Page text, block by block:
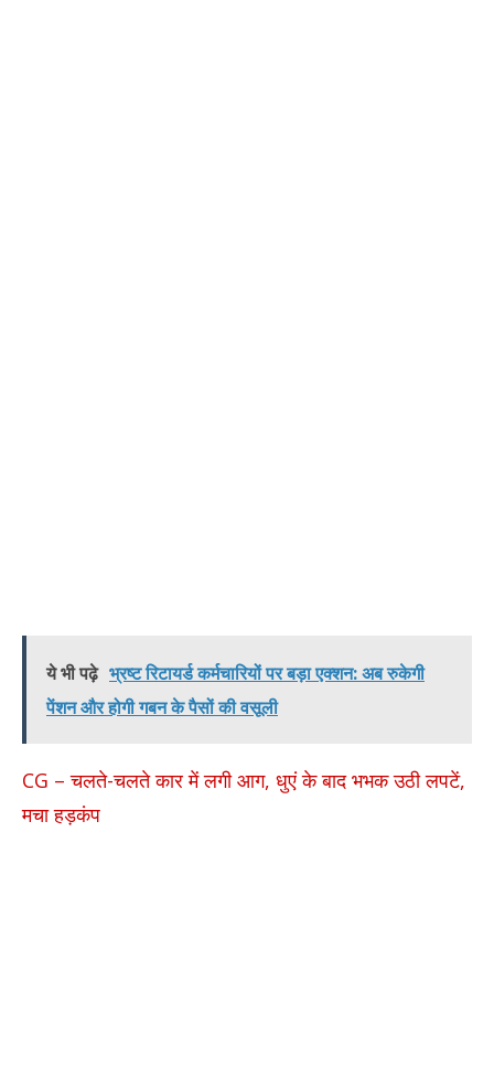
ये भी पढ़े भ्रष्ट रिटायर्ड कर्मचारियों पर बड़ा एक्शन: अब रुकेगी
पेंशन और होगी गबन के पैसों की वसूली
CG – चलते-चलते कार में लगी आग, धुएं के बाद भभक उठी लपटें,
मचा हड़कंप